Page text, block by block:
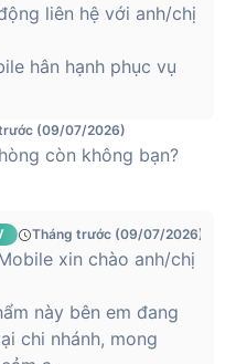
liên hệ với anh/chị
hân hạnh phục vụ
(09/07/2026)
còn không bạn?
Tháng trước (09/07/2026)
xin chào anh/chị
này bên em đang
chi nhánh, mong